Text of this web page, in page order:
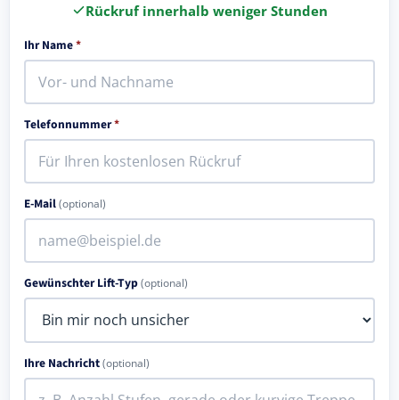
Rückruf innerhalb weniger Stunden
Ihr Name*
Telefonnummer*
E-Mail(optional)
Gewünschter Lift-Typ(optional)
Ihre Nachricht(optional)